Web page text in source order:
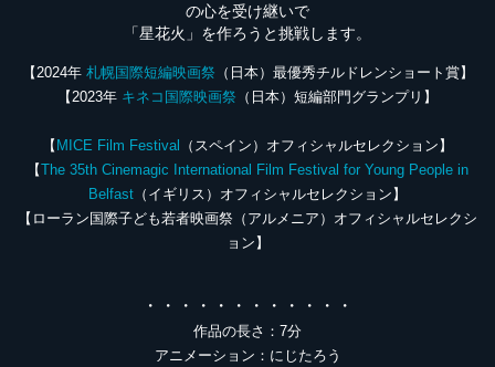
の心を受け継いで
「星花火」を作ろうと挑戦します。
【2024年 札幌国際短編映画祭 （日本）最優秀チルドレンショート賞】
【2023年 キネコ国際映画祭 （日本）短編部門グランプリ】
【 MICE Film Festival
（スペイン）オフィシャルセレクション】
【The 35th Cinemagic International Film Festival for Young People in
Belfast （イギリス）オフィシャルセレクション】
【ローラン国際子ども若者映画祭（アルメニア）オフィシャルセレクシ
ョン】
・・・・・・・・・・・・
作品の長さ：7分
アニメーション：にじたろう